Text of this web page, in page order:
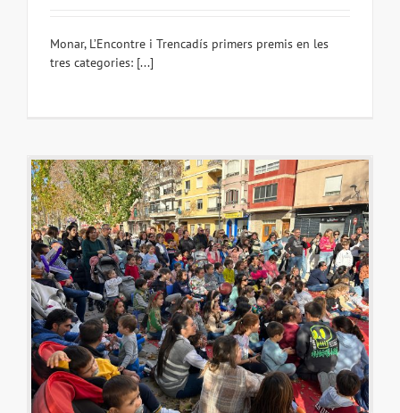
Monar, L’Encontre i Trencadís primers premis en les
tres categories: [...]